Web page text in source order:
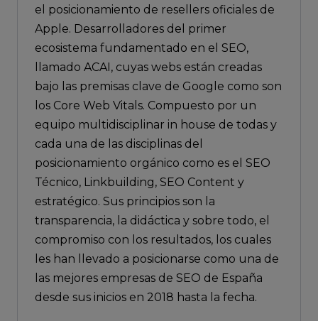
el posicionamiento de resellers oficiales de
Apple. Desarrolladores del primer
ecosistema fundamentado en el SEO,
llamado ACAI, cuyas webs están creadas
bajo las premisas clave de Google como son
los Core Web Vitals. Compuesto por un
equipo multidisciplinar in house de todas y
cada una de las disciplinas del
posicionamiento orgánico como es el SEO
Técnico, Linkbuilding, SEO Content y
estratégico. Sus principios son la
transparencia, la didáctica y sobre todo, el
compromiso con los resultados, los cuales
les han llevado a posicionarse como una de
las mejores empresas de SEO de España
desde sus inicios en 2018 hasta la fecha.